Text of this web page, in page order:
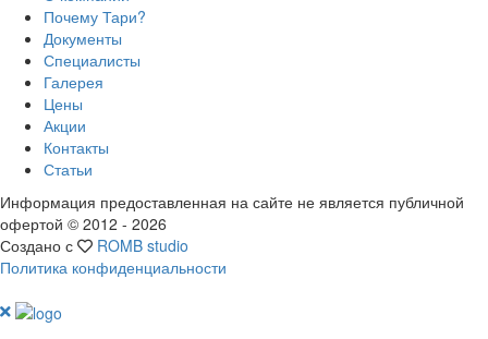
Почему Тари?
Документы
Специалисты
Галерея
Цены
Акции
Контакты
Статьи
Информация предоставленная на сайте не является публичной
офертой © 2012 - 2026
Создано с
ROMB studio
Политика конфиденциальности